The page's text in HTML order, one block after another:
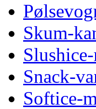
Skum-
Snack-
Softice-